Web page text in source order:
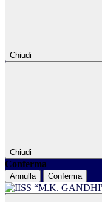
Chiudi
Chiudi
Conferma
Annulla Conferma